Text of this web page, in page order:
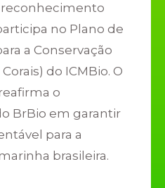
reconhecimento
no Plano de
a Conservação
do ICMBio. O
o
BrBio em garantir
para a
brasileira.